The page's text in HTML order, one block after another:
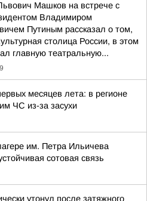
Машков на встрече с
Владимиром
Путиным рассказал о том,
столица России, в этом
главную театральную...
месяцев лета: в регионе
ЧС из-за засухи
им. Петра Ильичева
сотовая связь
утонул после затяжного